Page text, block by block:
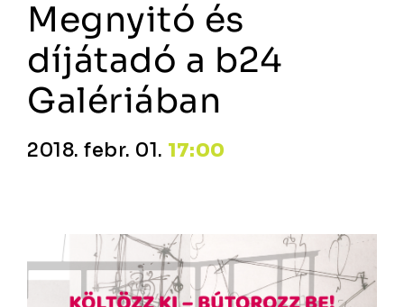
Megnyitó és
díjátadó a b24
Galériában
2018. febr. 01. 17:00